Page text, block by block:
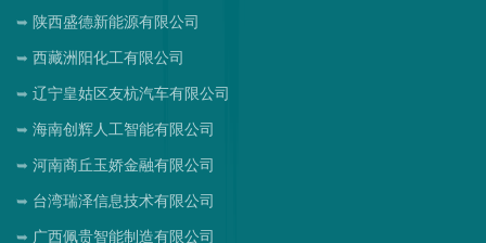
陕西盛德新能源有限公司
西藏洲阳化工有限公司
辽宁皇姑区友杭汽车有限公司
海南创辉人工智能有限公司
河南商丘玉娇金融有限公司
台湾瑞泽信息技术有限公司
广西佩贵智能制造有限公司